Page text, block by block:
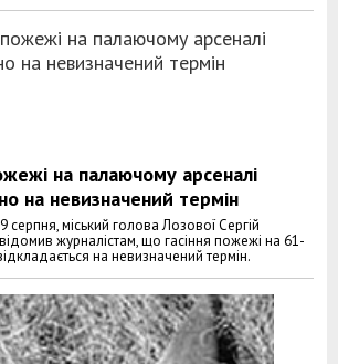
на палаючому арсеналі
на невизначений термін
серпня, міський голова Лозової Сергій
журналістам, що гасіння пожежі на 61-
на невизначений термін.